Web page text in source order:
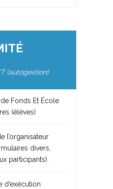
(autogestion)
Fonds Et École
(élèves)
l’organisateur
divers,
participants).
d’exécution